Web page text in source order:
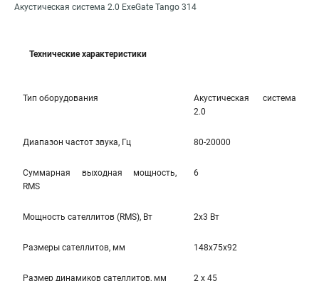
Акустическая система 2.0 ExeGate Tango 314
Технические характеристики
Тип оборудования
Акустическая система
2.0
Диапазон частот звука, Гц 80-20000
Cуммарная выходная мощность,
RMS
6
Мощность сателлитов (RMS), Вт 2x3 Вт
Размеры сателлитов, мм 148x75x92
Размер динамиков сателлитов, мм 2 x 45